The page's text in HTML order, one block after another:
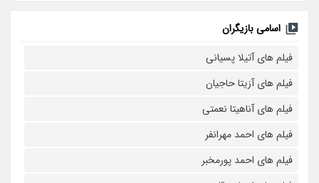
اسامی بازیگران
فیلم های آتیلا پسیانی
فیلم های آزیتا حاجیان
فیلم های آناهیتا نعمتی
فیلم های احمد مهرانفر
فیلم های احمد پورمخبر